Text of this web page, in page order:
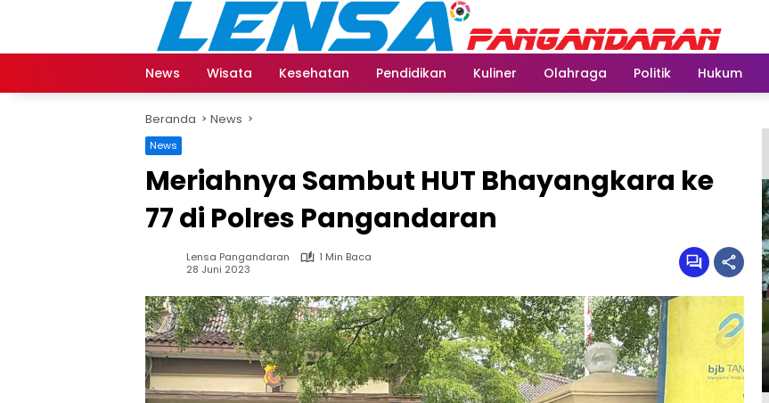
News
Wisata Kesehatan Pendidikan Kuliner Olahraga Politik Hukum
Beranda News
News
Meriahnya Sambut HUT Bhayangkara ke
77 di Polres Pangandaran
Lensa Pangandaran
1 Min Baca
28 Juni 2023